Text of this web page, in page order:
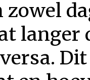
zowel
langer